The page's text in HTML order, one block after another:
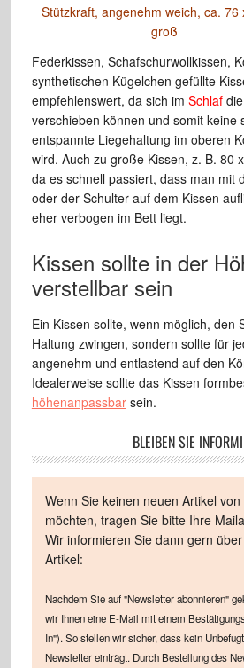
Stützkraft, angenehm weich, ca. 76
groß
Federkissen, Schafschurwollkissen,
synthetischen Kügelchen gefüllte
empfehlenswert, da sich im Schlafdie
verschieben können und somit keine
entspannte Liegehaltung im oberen
wird. Auch zu große Kissen, z. B. 80
da es schnell passiert, dass man mit
oder der Schulter auf dem Kissen
eher verbogen im Bett liegt.
Kissen sollte in der
verstellbar sein
Ein Kissen sollte, wenn möglich, den
Haltung zwingen, sondern sollte für
angenehm und entlastend auf den
Idealerweise sollte das Kissen
höhenanpassbarsein.
BLEIBEN SIE
Wenn Sie keinen neuen Artikel
möchten, tragen Sie bitte Ihre
Wir informieren Sie dann gern
Artikel:
Nachdem Sie auf "Newsletter abonnieren"
wir Ihnen eine E-Mail mit einem
In"). So stellen wir sicher, dass kein
Newsletter einträgt. Durch Bestellung des